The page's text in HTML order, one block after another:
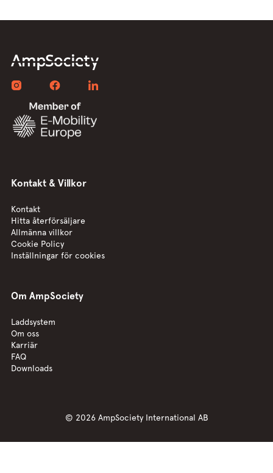
Kontakt & Villkor
Kontakt
Hitta återförsäljare
Allmänna villkor
Cookie Policy
Inställningar för cookies
Om AmpSociety
Laddsystem
Om oss
Karriär
FAQ
Downloads
© 2026 AmpSociety International AB